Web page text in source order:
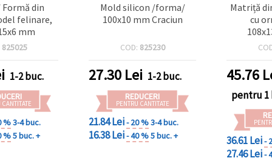
din
felinare,
mm
825025
1-2 buc.
CANTITATE
%3-4 buc.
%5 buc. +
Mold silicon /forma/
100x10 mm Craciun
COD: 825230
27.30 Lei 1-2 buc.
REDUCERI
PENTRU CANTITATE
21.84 Lei- 20 %3-4 buc.
16.38 Lei- 40 %5 buc. +
Matriță
cu
45.76
pentru 1
36.61 Lei-
27.46 Lei-